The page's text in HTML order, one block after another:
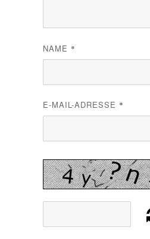
NAME *
E-MAIL-ADRESSE *